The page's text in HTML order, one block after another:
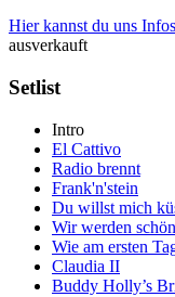
Hier kannst du uns
ausverkauft
Setlist
Intro
El Cattivo
Radio brennt
Frank'n'stein
Du willst mich
Wir werden schön
Wie am ersten
Claudia II
Buddy Holly’s